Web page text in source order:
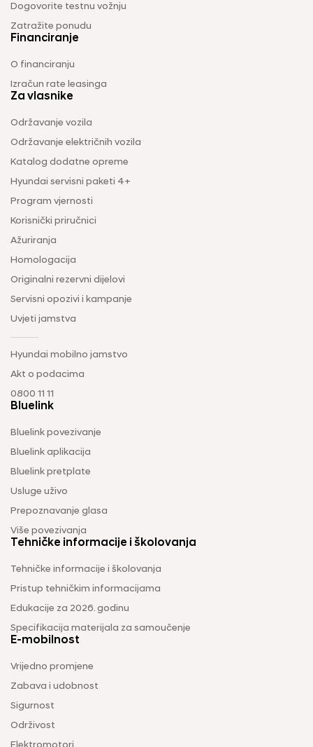
Dogovorite testnu vožnju
Zatražite ponudu
Financiranje
O financiranju
Izračun rate leasinga
Za vlasnike
Održavanje vozila
Održavanje električnih vozila
Katalog dodatne opreme
Hyundai servisni paketi 4+
Program vjernosti
Korisnički priručnici
Ažuriranja
Homologacija
Originalni rezervni dijelovi
Servisni opozivi i kampanje
Uvjeti jamstva
Hyundai mobilno jamstvo
Akt o podacima
0800 11 11
Bluelink
Bluelink povezivanje
Bluelink aplikacija
Bluelink pretplate
Usluge uživo
Prepoznavanje glasa
Više povezivanja
Tehničke informacije i školovanja
Tehničke informacije i školovanja
Pristup tehničkim informacijama
Edukacije za 2026. godinu
Specifikacija materijala za samoučenje
E-mobilnost
Vrijedno promjene
Zabava i udobnost
Sigurnost
Održivost